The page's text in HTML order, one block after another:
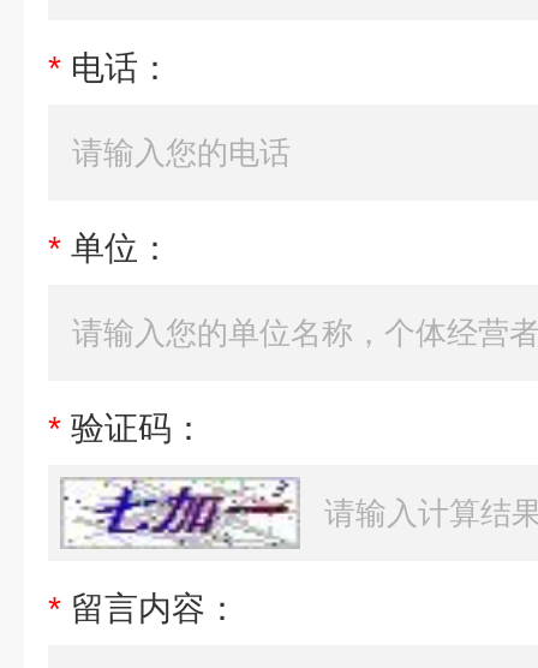
* 电话：
* 单位：
* 验证码：
* 留言内容：